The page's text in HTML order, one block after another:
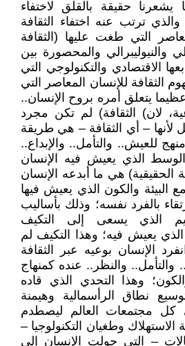
يشعرنا حقيقة بالقلق لاختفاء
ترتب عنه اختفاء الثقافة
التي طغت عليها (الثقافة
والنيوليبرالي والمحصورة بين
الاقتصادي والتكنولوجي التي
الثقافة للإنسان المعاصر التي
يتعلق أمره بروح الإنسان..
لان) الثقافة) لم تكن مجرد
لأنها – أي الثقافة – هي طريقة
للعيش.. والتأمل.. والإبداع..
الذي يعيش فيه الإنسان
الحقيقية) هي ما أبدعه الإنسان
البيئة والكون الذي يعيش فيها
بالفرد نفسه؛ وذلك بأساليب
الذي يسعى إلى التكيف
يعيش فيه؛ وهذا التكيف لم
الإنسان بوعيه عبر الثقافة
والتأمل.. والنظر.. عنده كمنهاج
وهذا التحدي الذي قاده
نطاق الرأسمالية وهيمنة
كل مجتمعات العالم ليصطدم
الاستهلاك وطغيان التكنولوجيا –
– التي حولت الإنسان إلى